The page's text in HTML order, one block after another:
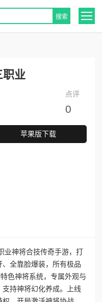
职业
点评
0
苹果版下载
业神将合技传奇手游，打
全靠脸爆装，所有极品
色神将系统，专属外观与
持神将幻化养成。上线